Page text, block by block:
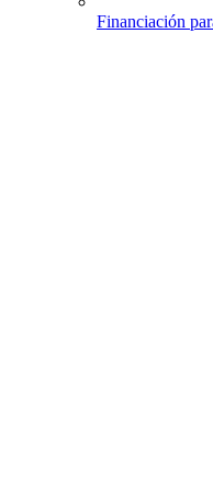
Financiación